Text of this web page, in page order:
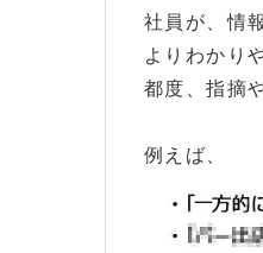
社員が、情
よりわかり
都度、指摘
例えば、